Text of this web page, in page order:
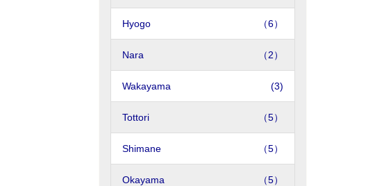
Hyogo （6）
Nara （2）
Wakayama (3)
Tottori （5）
Shimane （5）
Okayama （5）